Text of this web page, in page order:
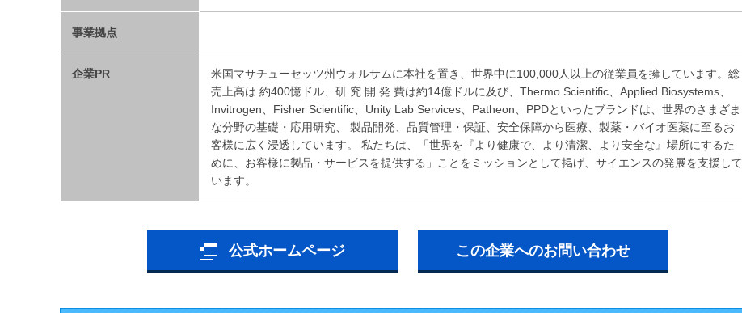
事業拠点
企業PR
米国マサチューセッツ州ウォルサムに本社を置き、世界中に100,000人以上の従業員を擁しています。総
売上高は 約400憶ドル、研 究 開 発 費は約14億ドルに及び、Thermo Scientific、Applied Biosystems、
Invitrogen、Fisher Scientific、Unity Lab Services、Patheon、PPDといったブランドは、世界のさまざま
な分野の基礎・応用研究、 製品開発、品質管理・保証、安全保障から医療、製薬・バイオ医薬に至るお
客様に広く浸透しています。 私たちは、「世界を『より健康で、より清潔、より安全な』場所にするた
めに、お客様に製品・サービスを提供する」ことをミッションとして掲げ、サイエンスの発展を支援して
います。
公式ホームページ この企業へのお問い合わせ